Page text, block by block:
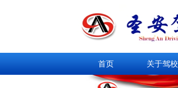
首页 关于驾校